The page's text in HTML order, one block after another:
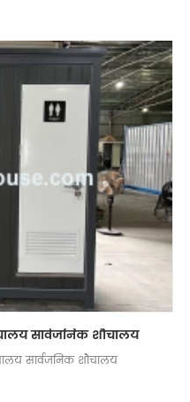
सार्वजनिक शौचालय
सार्वजनिक शौचालय